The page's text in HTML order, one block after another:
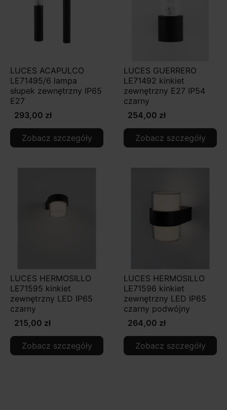
LUCES ACAPULCO
LE71495/6 lampa
słupek zewnętrzny IP65
E27
293,00 zł
Zobacz szczegóły
LUCES GUERRERO
LE71492 kinkiet
zewnętrzny E27 IP54
czarny
254,00 zł
Zobacz szczegóły
LUCES HERMOSILLO
LE71595 kinkiet
zewnętrzny LED IP65
czarny
215,00 zł
Zobacz szczegóły
LUCES HERMOSILLO
LE71596 kinkiet
zewnętrzny LED IP65
czarny podwójny
264,00 zł
Zobacz szczegóły